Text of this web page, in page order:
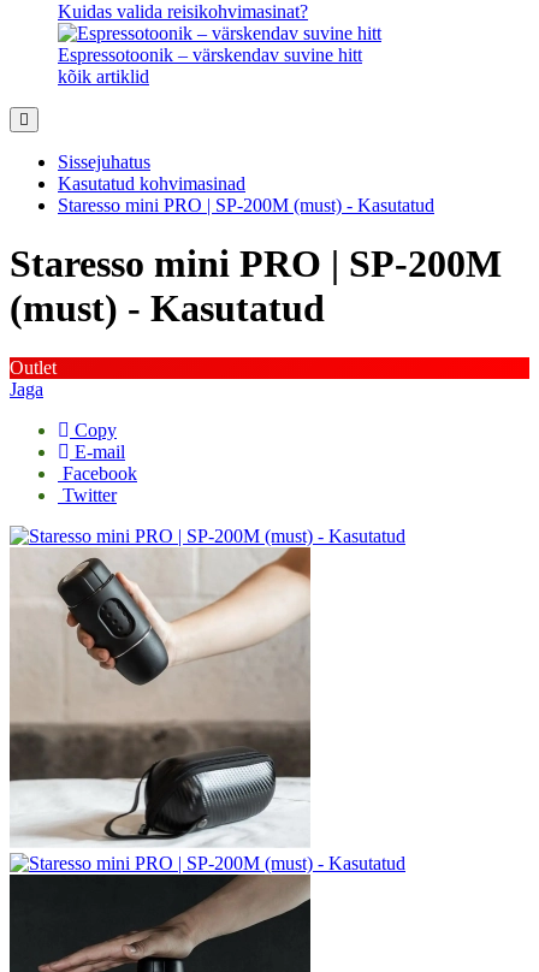
Kuidas valida reisikohvimasinat?
Espressotoonik – värskendav suvine hitt
kõik artiklid
Sissejuhatus
Kasutatud kohvimasinad
Staresso mini PRO | SP-200M (must) - Kasutatud
Staresso mini PRO | SP-200M
(must) - Kasutatud
Outlet
Jaga
Copy
E-mail
Facebook
Twitter